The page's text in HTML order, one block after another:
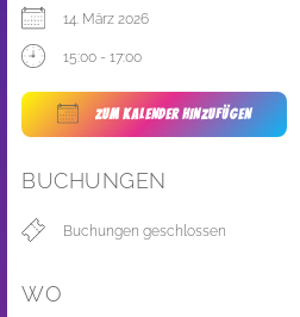
14. März 2026
15:00 - 17:00
ZUM KALENDER HINZUFÜGEN
BUCHUNGEN
Buchungen geschlossen
WO